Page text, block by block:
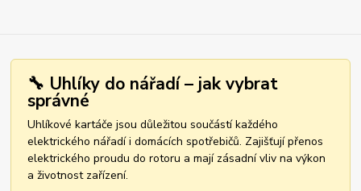
🔧 Uhlíky do nářadí – jak vybrat
správné
Uhlíkové kartáče jsou důležitou součástí každého
elektrického nářadí i domácích spotřebičů. Zajišťují přenos
elektrického proudu do rotoru a mají zásadní vliv na výkon
a životnost zařízení.